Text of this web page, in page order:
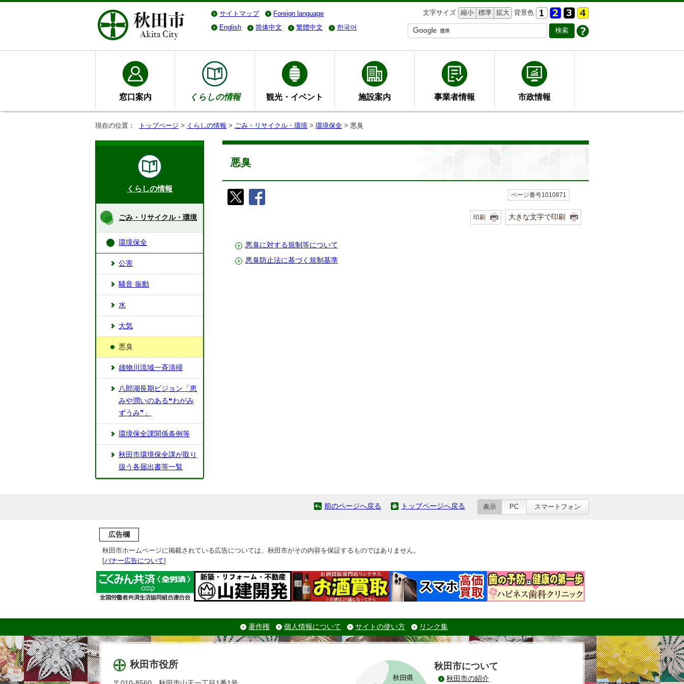
サイトマップ Foreign language 文字サイズ 縮小 標準 拡大 背景色
English
简体中文 繁體中文 한국어
窓口案内 くらしの情報 観光・イベント 施設案内 事業者情報 市政情報
現在の位置： トップページ > くらしの情報 > ごみ・リサイクル・環境 > 環境保全 > 悪臭
悪臭
ページ番号1010871
印刷 大きな文字で印刷
悪臭に対する規制等について
悪臭防止法に基づく規制基準
くらしの情報
ごみ・リサイクル・環境
環境保全
公害
騒音 振動
水
大気
悪臭
雄物川流域一斉清掃
八郎湖長期ビジョン「恵
みや潤いのある❝わがみ
ずうみ❞」
環境保全課関係条例等
秋田市環境保全課が取り
扱う各届出書等一覧
前のページへ戻る トップページへ戻る 表示 PC スマートフォン
広告欄
秋田市ホームページに掲載されている広告については、秋田市がその内容を保証するものではありません。
[バナー広告について]
著作権 個人情報について サイトの使い方 リンク集
秋田市役所 秋田市について
秋田市の紹介